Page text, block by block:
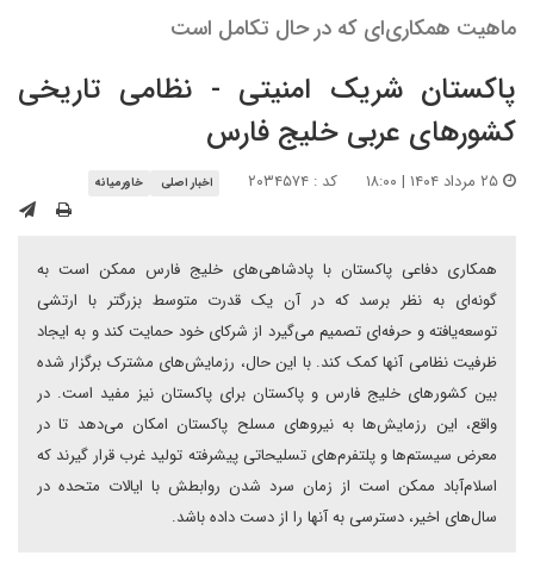
ماهیت همکاری‌ای که در حال تکامل است
پاکستان شریک امنیتی - نظامی تاریخی
کشورهای عربی خلیج فارس
کد : ۲۰۳۴۵۷۴ اخبار اصلی خاورمیانه
همکاری دفاعی پاکستان با پادشاهی‌های خلیج فارس ممکن است به
گونه‌ای به نظر برسد که در آن یک قدرت متوسط بزرگتر با ارتشی
توسعه‌یافته و حرفه‌ای تصمیم می‌گیرد از شرکای خود حمایت کند و به ایجاد
ظرفیت نظامی آنها کمک کند. با این حال، رزمایش‌های مشترک برگزار شده
بین کشورهای خلیج فارس و پاکستان برای پاکستان نیز مفید است. در
واقع، این رزمایش‌ها به نیروهای مسلح پاکستان امکان می‌دهد تا در
معرض سیستم‌ها و پلتفرم‌های تسلیحاتی پیشرفته تولید غرب قرار گیرند که
اسلام‌آباد ممکن است از زمان سرد شدن روابطش با ایالات متحده در
سال‌های اخیر، دسترسی به آنها را از دست داده باشد.